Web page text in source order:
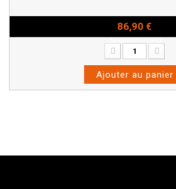
86,90 €
Ajouter au panier